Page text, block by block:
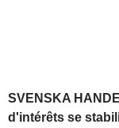
SVENSKA
d'intérêts se